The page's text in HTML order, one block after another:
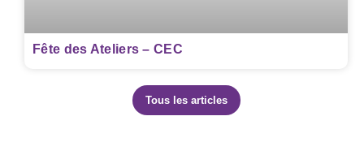
Fête des Ateliers – CEC
Tous les articles